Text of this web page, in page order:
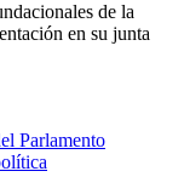
de la
en su junta
Parlamento